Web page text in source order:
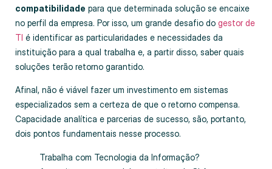
compatibilidade para que determinada solução se encaixe
no perfil da empresa. Por isso, um grande desafio do gestor de
TI é identificar as particularidades e necessidades da
instituição para a qual trabalha e, a partir disso, saber quais
soluções terão retorno garantido.
Afinal, não é viável fazer um investimento em sistemas
especializados sem a certeza de que o retorno compensa.
Capacidade analítica e parcerias de sucesso, são, portanto,
dois pontos fundamentais nesse processo.
Trabalha com Tecnologia da Informação?